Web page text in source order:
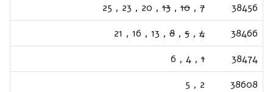
38456
7
,
10
,
13
,
20
,
23
,
25
38466
4
,
5
,
8
,
13
,
16
,
21
38474
1
,
4
,
6
38608
2
,
5